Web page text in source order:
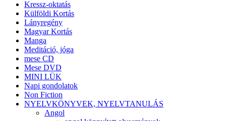
Kressz-oktatás
Külföldi Kortás
Lányregény
Magyar Kortás
Manga
Meditáció, jóga
mese CD
Mese DVD
MINI LÜK
Napi gondolatok
Non Fiction
NYELVKÖNYVEK, NYELVTANULÁS
Angol